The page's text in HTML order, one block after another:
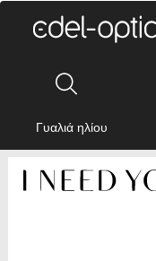
Γυαλιά ηλίου